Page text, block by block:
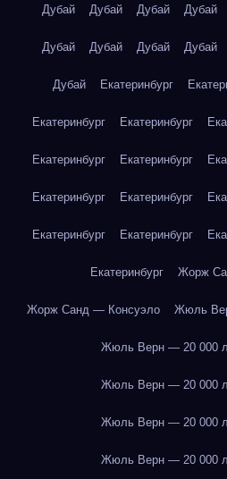
Дубай Дубай Дубай Дубай
Дубай Дубай Дубай Дубай
Дубай Екатеринбург
Екатеринбург Екатеринбург
Екатеринбург Екатеринбург
Екатеринбург Екатеринбург
Екатеринбург Екатеринбург
Екатеринбург Жорж
Жорж Санд — Консуэло Жюль
Жюль Верн — 20 000
Жюль Верн — 20 000
Жюль Верн — 20 000
Жюль Верн — 20 000